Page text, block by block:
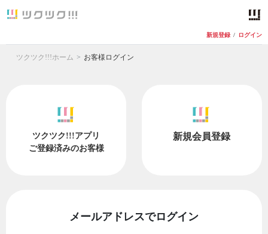
新規登録 / ログイン
ツクツク!!!ホーム お客様ログイン
ツクツク!!!アプリ
ご登録済みのお客様
新規会員登録
メールアドレスでログイン